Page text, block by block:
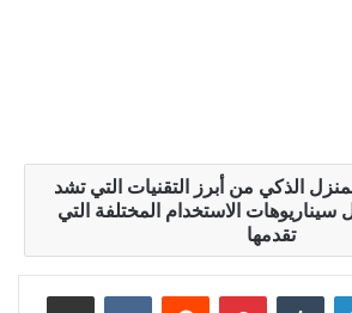
الذكي من أبرز التقنيات التي تشد
سيناريوهات الاستخدام المختلفة التي
تقدمها
لينكدإن بينتيريست